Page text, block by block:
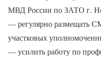
МВД России по ЗАТО г.
— регулярно размещать
участковых
— усилить работу по